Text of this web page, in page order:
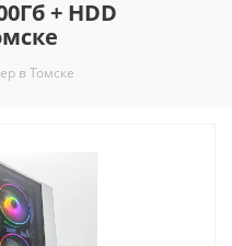
+ HDD
в Томске